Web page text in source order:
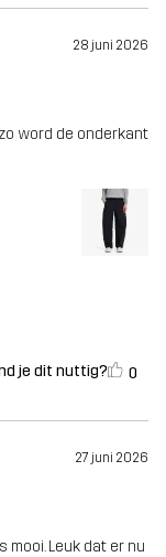
28 juni 2026
word de onderkant
je dit nuttig? 0
27 juni 2026
Leuk dat er nu